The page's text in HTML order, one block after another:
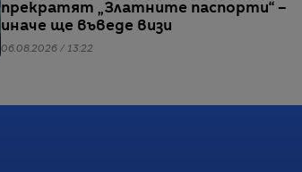
прекратят „Златните паспорти“ –
иначе ще въведе визи
06.08.2026 / 13:22